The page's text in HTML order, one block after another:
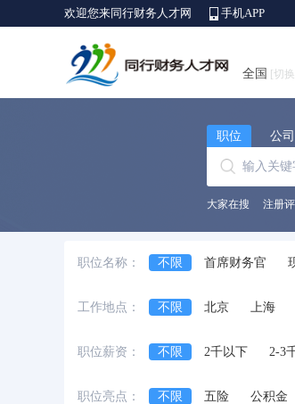
欢迎您来同行财务人才网 手机APP
全国 [切
职位 公司
大家在搜 注册
职位名称： 不限 首席财务官
中级会计师
审计经理
工作地点： 不限 北京 上海
台湾省
香港
职位薪资： 不限 2千以下 2-3
职位亮点： 不限 五险 公积金